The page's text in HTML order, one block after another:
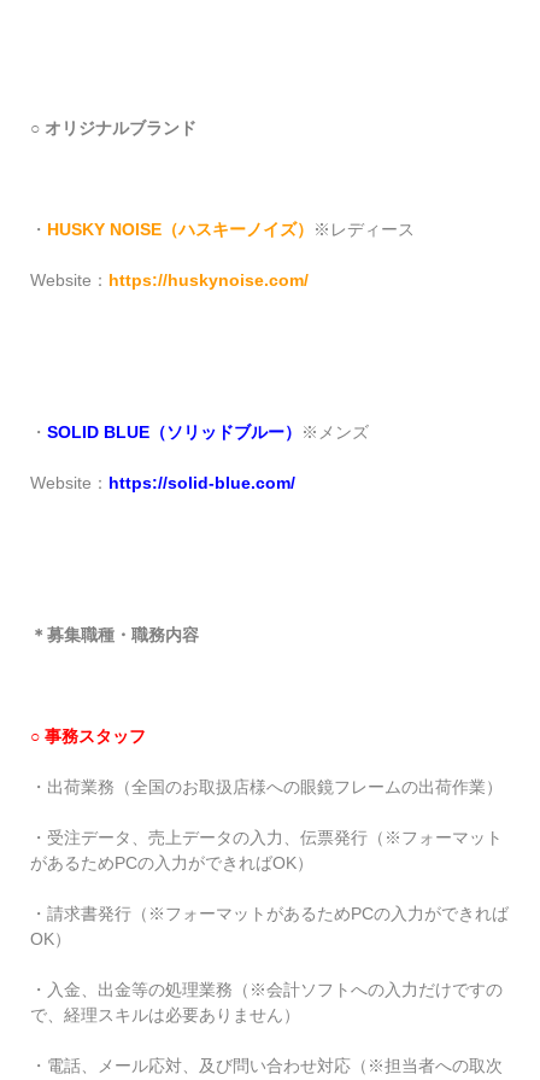
○ オリジナルブランド
・ HUSKY NOISE （ハスキーノイズ） ※レディース
Website： https://huskynoise.com/
・SOLID BLUE （ソリッドブルー） ※メンズ
Website： https://solid-blue.com/
＊募集職種・職務内容
○事務スタッフ
・出荷業務（全国のお取扱店様への眼鏡フレームの出荷作業）
・受注データ、売上データの入力、伝票発行（※フォーマット
があるためPCの入力ができればOK）
・請求書発行（※フォーマットがあるためPCの入力ができれば
OK）
・入金、出金等の処理業務（※会計ソフトへの入力だけですの
で、経理スキルは必要ありません）
・電話、メール応対、及び問い合わせ対応（※担当者への取次